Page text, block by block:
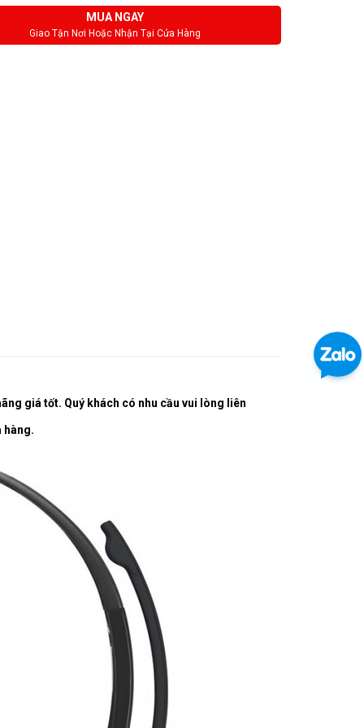
MUA NGAY
Giao Tận Nơi Hoặc Nhận Tại Cửa Hàng
giá tốt. Quý khách có nhu cầu vui lòng liên
hàng.